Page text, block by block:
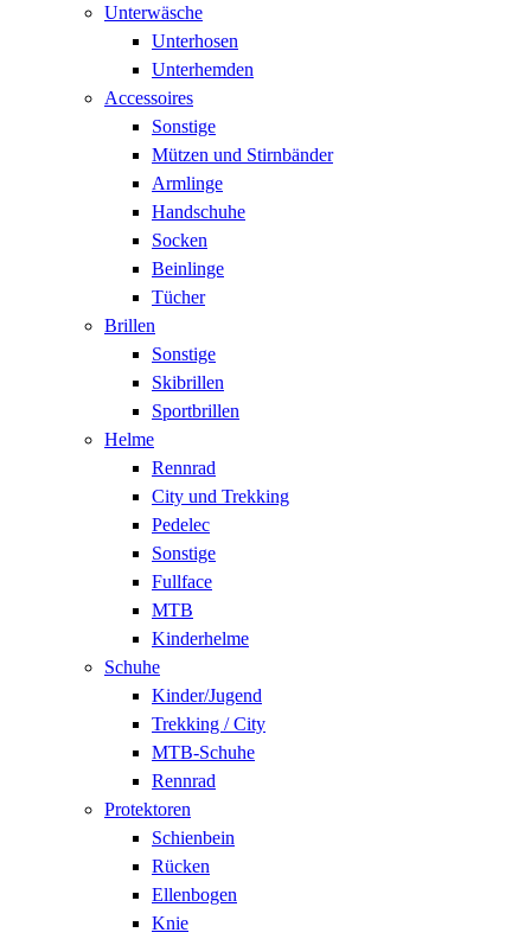
Unterwäsche
Unterhosen
Unterhemden
Accessoires
Sonstige
Mützen und Stirnbänder
Armlinge
Handschuhe
Socken
Beinlinge
Tücher
Brillen
Sonstige
Skibrillen
Sportbrillen
Helme
Rennrad
City und Trekking
Pedelec
Sonstige
Fullface
MTB
Kinderhelme
Schuhe
Kinder/Jugend
Trekking / City
MTB-Schuhe
Rennrad
Protektoren
Schienbein
Rücken
Ellenbogen
Knie